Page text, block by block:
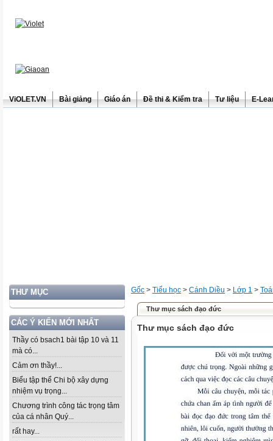
ViOLET.VN Bài giảng Giáo án Đề thi & Kiểm tra Tư liệu E-
THƯ MỤC
CÁC Ý KIẾN MỚI NHẤT
Thầy có bsach1 bài tập 10 và 11
mà có...
Cảm ơn thầy!...
Biểu tập thể Chi bộ xây dựng
nhiệm vụ trọng...
Chương trình công tác trọng tâm
của cá nhân Quý...
rất hay...
Gốc > Tiểu học > Cánh Diều > Lớp 1 >
Thư mục sách đạo đức
Thư mục sách đạo đức